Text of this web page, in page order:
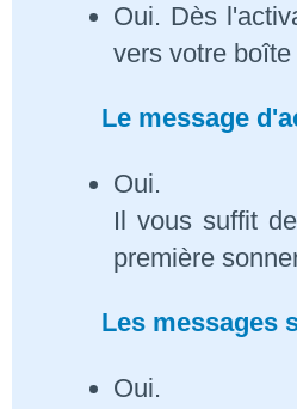
Oui. Dès
vers votre boîte
Le message
Oui.
Il vous suffit
première
Les messages
Oui.